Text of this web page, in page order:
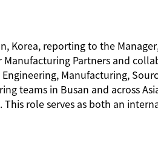
Korea, reporting to the
Partners and
Manufacturing,
teams in Busan and across
role serves as both an